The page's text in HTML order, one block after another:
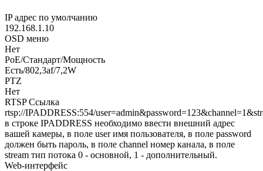
IP адрес по умолчанию
192.168.1.10
OSD меню
Нет
PoE/Стандарт/Мощность
Есть/802,3af/7,2W
PTZ
Нет
RTSP Ссылка
rtsp://IPADDRESS:554/
в строке IPADDRESS необходимо ввести внешний адрес
вашей камеры, в поле user имя пользователя, в поле password
должен быть пароль, в поле channel номер канала, в поле
stream тип потока 0 - основной, 1 - дополнительный.
Web-интерфейс